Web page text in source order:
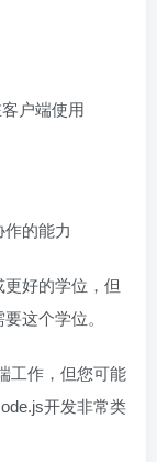
户端使用
的能力
好的学位，但
这个学位。
工作，但您可能
开发非常类